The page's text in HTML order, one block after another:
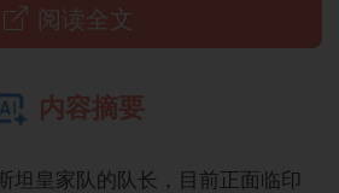
阅读全文
内容摘要
坦皇家队的队长，目前正面临印